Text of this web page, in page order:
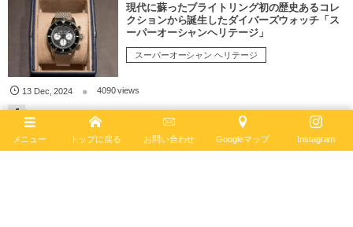
現代に蘇ったブライトリング初の歴史あるコレ
クションから誕生したダイバーズウォッチ「ス
ーパーオーシャンヘリテージ」
スーパーオーシャン ヘリテージ
13 Dec,2024 4090 views
かの有名なアメ車をオマージュしたとっておき
メニュー トップに戻る お問い合わせ Googleマップ Instagram